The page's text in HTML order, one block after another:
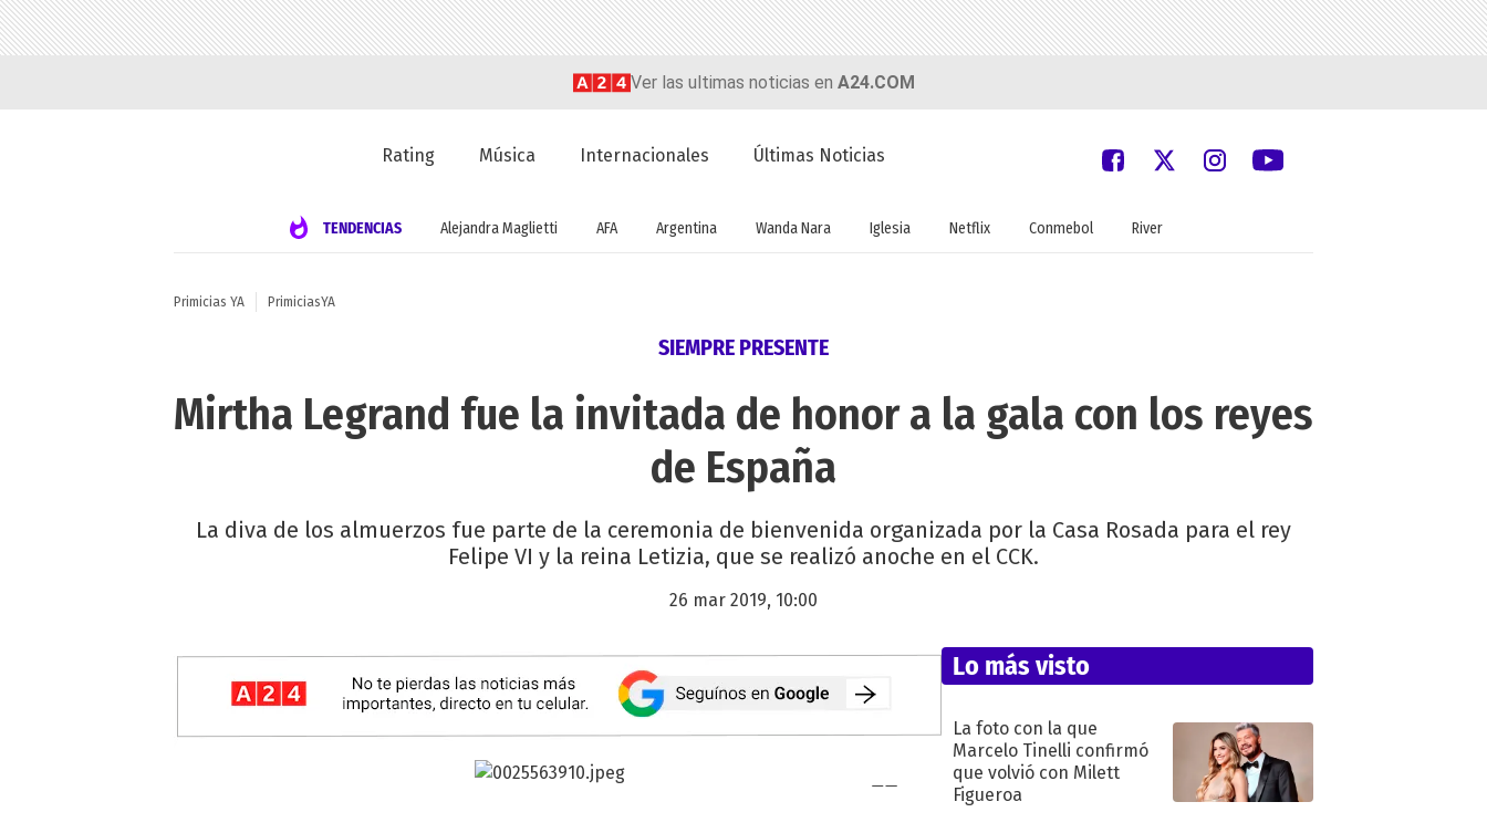
Ver las ultimas noticias en A24.COM
Rating Música Internacionales Últimas Noticias
TENDENCIAS Alejandra Maglietti AFA Argentina Wanda Nara Iglesia Netflix Conmebol River
Primicias YA PrimiciasYA
SIEMPRE PRESENTE
Mirtha Legrand fue la invitada de honor a la gala con los reyes
de España
La diva de los almuerzos fue parte de la ceremonia de bienvenida organizada por la Casa Rosada para el rey
Felipe VI y la reina Letizia, que se realizó anoche en el CCK.
26 mar 2019, 10:00
Lo más visto
La foto con la que
Marcelo Tinelli confirmó
que volvió con Milett
Figueroa